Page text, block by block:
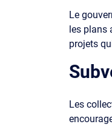
Le
les plans
projets
Les